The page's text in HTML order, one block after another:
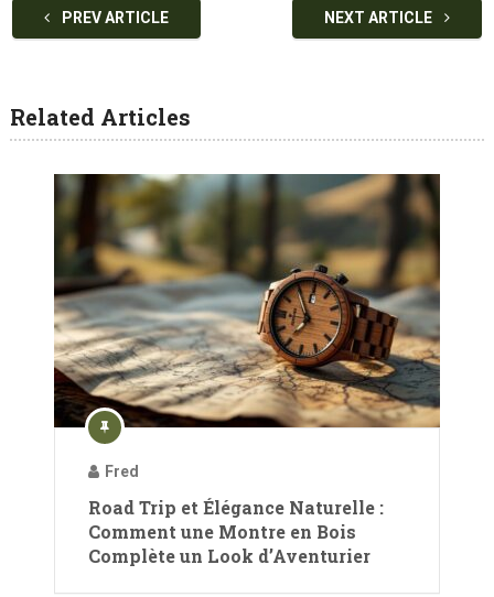
PREV ARTICLE NEXT ARTICLE
Related Articles
Fred
Road Trip et Élégance Naturelle :
Comment une Montre en Bois
Complète un Look d’Aventurier